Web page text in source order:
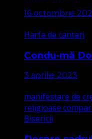
16 octombrie
Harfa de cantari
Condu-mă
3 aprilie 2023
manifestare de
religioase
Bisericii